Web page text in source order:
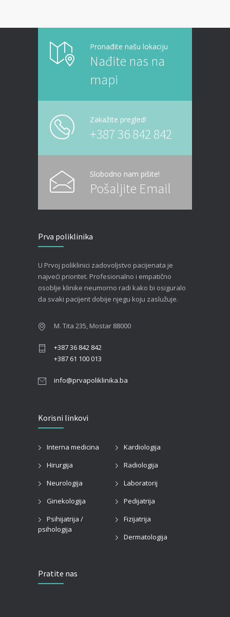
Pronađite našu lokaciju
Nađite nas na
mapi
Zakažite pregled!
+387 36 842 842
Slobodno nam pišite!
Pošaljite Email
Prva poliklinika
U Prvoj poliklinici zadovoljstvo pacijenata je
najveći prioritet. Profesionalno i empatično
osoblje klinike neumorno radi kako bi osiguralo
da svaki pacijent dobije njegu koju zaslužuje.
M. Tita 235, Mostar 88000
+387 36 842 842
+387 61 100 013
info@prvapoliklinika.ba
Korisni linkovi
Interna medicina
Kardiologija
Hirurgija
Radiologija
Neurologija
Laboratorij
Ginekologija
Pedijatrija
Psihijatrija /
psihologija
Fizijatrija
Dermatologija
Pratite nas